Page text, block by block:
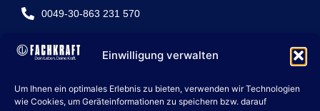
Einwilligung verwalten
Um Ihnen ein optimales Erlebnis zu bieten, verwenden wir Technologien
wie Cookies, um Geräteinformationen zu speichern bzw. darauf
0049-30-863 231 570
info@fachkraft-betriebe.de
Rechtliche Seiten
IMPRESSUM